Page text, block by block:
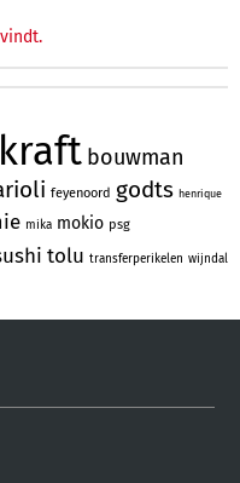
bouwman
feyenoord godts henrique
mika mokio psg
tolu transferperikelen wijndal